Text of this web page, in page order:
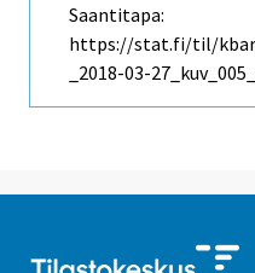
Saantitapa:
https://stat.fi/til/kbar/
_2018-03-